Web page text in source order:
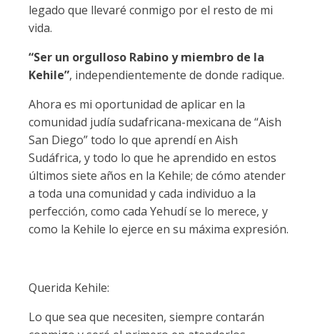
legado que llevaré conmigo por el resto de mi
vida.
“Ser un orgulloso Rabino y miembro de la
Kehile”, independientemente de donde radique.
Ahora es mi oportunidad de aplicar en la
comunidad judía sudafricana-mexicana de “Aish
San Diego” todo lo que aprendí en Aish
Sudáfrica, y todo lo que he aprendido en estos
últimos siete años en la Kehile; de cómo atender
a toda una comunidad y cada individuo a la
perfección, como cada Yehudí se lo merece, y
como la Kehile lo ejerce en su máxima expresión.
Querida Kehile:
Lo que sea que necesiten, siempre contarán